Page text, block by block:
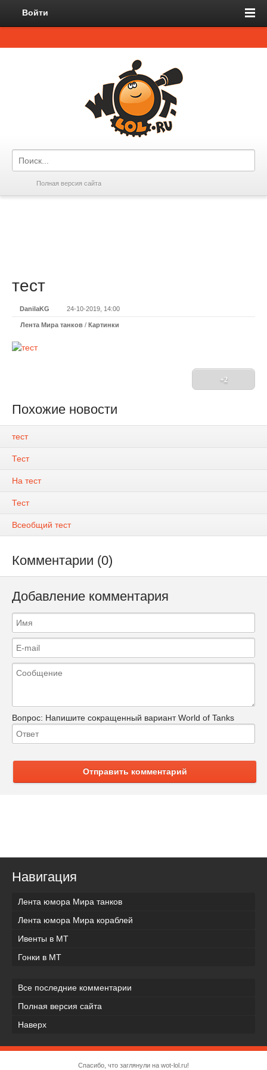
Войти
Полная версия сайта
тест
DanilaKG 24-10-2019, 14:00
Лента Мира танков / Картинки
+2
Похожие новости
тест
Тест
На тест
Тест
Всеобщий тест
Комментарии (0)
Добавление комментария
Вопрос: Напишите сокращенный вариант World of Tanks
Отправить комментарий
Навигация
Лента юмора Мира танков
Лента юмора Мира кораблей
Ивенты в МТ
Гонки в МТ
Все последние комментарии
Полная версия сайта
Наверх
Спасибо, что заглянули на wot-lol.ru!